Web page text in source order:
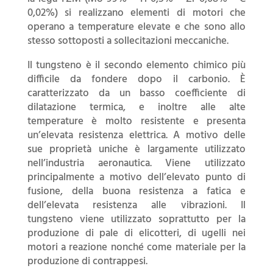
0,02%) si realizzano elementi di motori che
operano a temperature elevate e che sono allo
stesso sottoposti a sollecitazioni meccaniche.
Il tungsteno è il secondo elemento chimico più
difficile da fondere dopo il carbonio. È
caratterizzato da un basso coefficiente di
dilatazione termica, e inoltre alle alte
temperature è molto resistente e presenta
un’elevata resistenza elettrica. A motivo delle
sue proprietà uniche è largamente utilizzato
nell’industria aeronautica. Viene utilizzato
principalmente a motivo dell’elevato punto di
fusione, della buona resistenza a fatica e
dell’elevata resistenza alle vibrazioni. Il
tungsteno viene utilizzato soprattutto per la
produzione di pale di elicotteri, di ugelli nei
motori a reazione nonché come materiale per la
produzione di contrappesi.